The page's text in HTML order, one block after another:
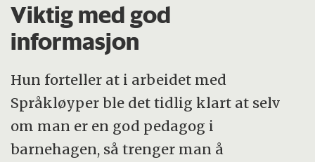
Viktig med god
informasjon
Hun forteller at i arbeidet med
Språkløyper ble det tidlig klart at selv
om man er en god pedagog i
barnehagen, så trenger man å